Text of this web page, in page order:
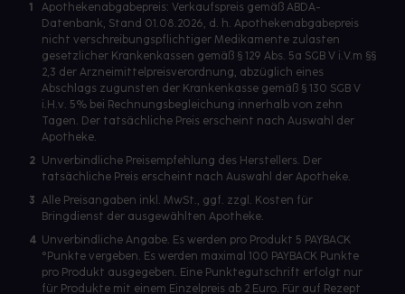
1
Apothekenabgabepreis: Verkaufspreis gemäß ABDA-
Datenbank, Stand 01.08.2026, d. h. Apothekenabgabepreis
nicht verschreibungspflichtiger Medikamente zulasten
gesetzlicher Krankenkassen gemäß § 129 Abs. 5a SGB V i.V.m §§
2,3 der Arzneimittelpreisverordnung, abzüglich eines
Abschlags zugunsten der Krankenkasse gemäß § 130 SGB V
i.H.v. 5% bei Rechnungsbegleichung innerhalb von zehn
Tagen. Der tatsächliche Preis erscheint nach Auswahl der
Apotheke.
2 Unverbindliche Preisempfehlung des Herstellers. Der
tatsächliche Preis erscheint nach Auswahl der Apotheke.
3 Alle Preisangaben inkl. MwSt., ggf. zzgl. Kosten für
Bringdienst der ausgewählten Apotheke.
4 Unverbindliche Angabe. Es werden pro Produkt 5 PAYBACK
°Punkte vergeben. Es werden maximal 100 PAYBACK Punkte
pro Produkt ausgegeben. Eine Punktegutschrift erfolgt nur
für Produkte mit einem Einzelpreis ab 2 Euro. Für auf Rezept